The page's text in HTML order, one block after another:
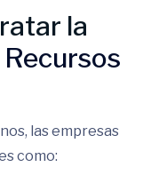
la
Recursos
las empresas
como: